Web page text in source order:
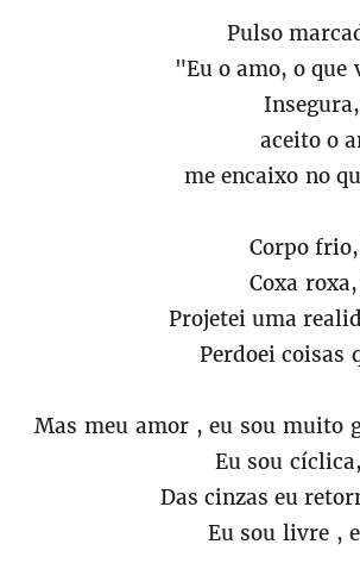
Pulso
"Eu o amo, o que
aceito o
me encaixo no
Corpo
Coxa
Projetei uma
Perdoei coisas
Mas meu amor , eu sou muito
Eu sou
Das cinzas eu
Eu sou livre ,